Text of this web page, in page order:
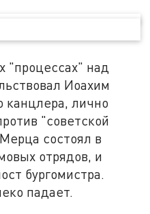
"процессах" над
Иоахим
лично
"советской
состоял в
отрядов, и
бургомистра.
падает.